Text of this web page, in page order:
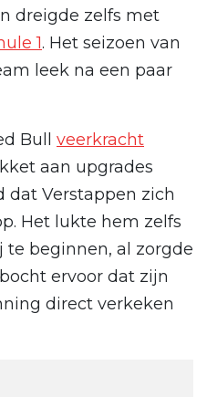
dreigde zelfs met
1. Het seizoen van
leek na een paar
Bull veerkracht
aan upgrades
dat Verstappen zich
Het lukte hem zelfs
te beginnen, al zorgde
ervoor dat zijn
direct verkeken